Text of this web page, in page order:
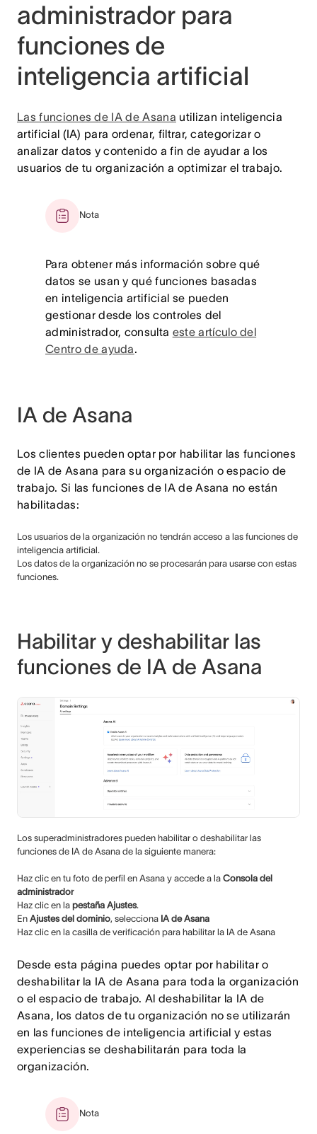
administrador para
funciones de
inteligencia artificial
Las funciones de IA de Asana utilizan inteligencia
artificial (IA) para ordenar, filtrar, categorizar o
analizar datos y contenido a fin de ayudar a los
usuarios de tu organización a optimizar el trabajo.
Nota
Para obtener más información sobre qué
datos se usan y qué funciones basadas
en inteligencia artificial se pueden
gestionar desde los controles del
administrador, consulta este artículo del
Centro de ayuda.
IA de Asana
Los clientes pueden optar por habilitar las funciones
de IA de Asana para su organización o espacio de
trabajo. Si las funciones de IA de Asana no están
habilitadas:
Los usuarios de la organización no tendrán acceso a las funciones de
inteligencia artificial.
Los datos de la organización no se procesarán para usarse con estas
funciones.
Habilitar y deshabilitar las
funciones de IA de Asana
Los superadministradores pueden habilitar o deshabilitar las
funciones de IA de Asana de la siguiente manera:
Haz clic en tu foto de perfil en Asana y accede a la Consola del
administrador
Haz clic en la pestaña Ajustes.
En Ajustes del dominio, selecciona IA de Asana
Haz clic en la casilla de verificación para habilitar la IA de Asana
Desde esta página puedes optar por habilitar o
deshabilitar la IA de Asana para toda la organización
o el espacio de trabajo. Al deshabilitar la IA de
Asana, los datos de tu organización no se utilizarán
en las funciones de inteligencia artificial y estas
experiencias se deshabilitarán para toda la
organización.
Nota